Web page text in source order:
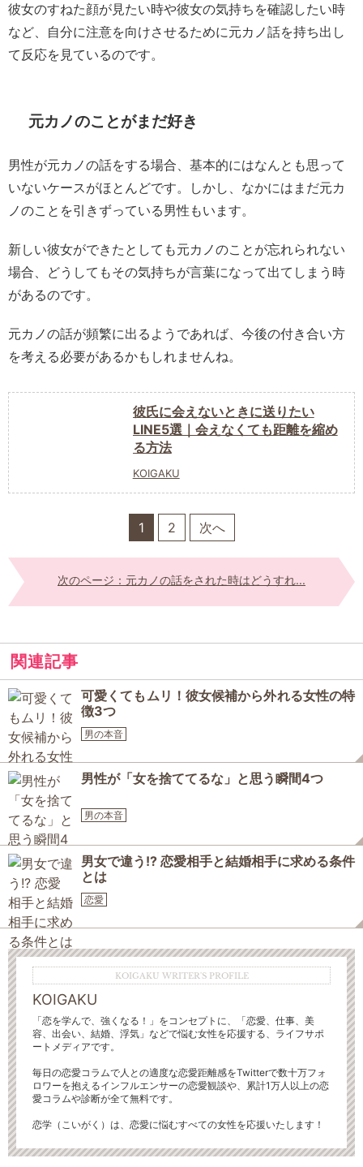
彼女のすねた顔が見たい時や彼女の気持ちを確認したい時
など、自分に注意を向けさせるために元カノ話を持ち出し
て反応を見ているのです。
元カノのことがまだ好き
男性が元カノの話をする場合、基本的にはなんとも思って
いないケースがほとんどです。しかし、なかにはまだ元カ
ノのことを引きずっている男性もいます。
新しい彼女ができたとしても元カノのことが忘れられない
場合、どうしてもその気持ちが言葉になって出てしまう時
があるのです。
元カノの話が頻繁に出るようであれば、今後の付き合い方
を考える必要があるかもしれませんね。
彼氏に会えないときに送りたい
LINE5選｜会えなくても距離を縮め
る方法
KOIGAKU
1 2 次へ
次のページ：元カノの話をされた時はどうすれ...
関連記事
可愛くてもムリ！彼女候補から外れる女性の特
徴3つ
男の本音
男性が「女を捨ててるな」と思う瞬間4つ
男の本音
男女で違う!? 恋愛相手と結婚相手に求める条件
とは
恋愛
KOIGAKU WRITER'S PROFILE
KOIGAKU
「恋を学んで、強くなる！」をコンセプトに、「恋愛、仕事、美
容、出会い、結婚、浮気」などで悩む女性を応援する、ライフサポ
ートメディアです。
毎日の恋愛コラムで人との適度な恋愛距離感をTwitterで数十万フォ
ロワーを抱えるインフルエンサーの恋愛観談や、累計1万人以上の恋
愛コラムや診断が全て無料です。
恋学（こいがく）は、恋愛に悩むすべての女性を応援いたします！